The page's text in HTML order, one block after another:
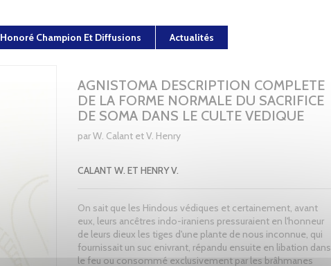
Honoré Champion Et Diffusions Actualités
AGNISTOMA DESCRIPTION COMPLETE
DE LA FORME NORMALE DU SACRIFICE
DE SOMA DANS LE CULTE VEDIQUE
par W. Calant et V. Henry
CALANT W. ET HENRY V.
On sait que les Hindous védiques et certainement, avant
eux, leurs ancêtres indo-iraniens pressuraient en l'honneur
de leurs dieux les tiges d'une plante de nous inconnue, qui
fournissait un suc enivrant, répandu ensuite en libation dans
le feu ou consommé exclusivement par les brâhmanes